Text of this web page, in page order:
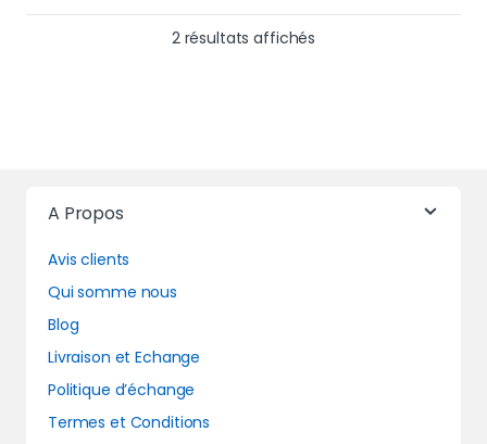
2 résultats affichés
A Propos
Avis clients
Qui somme nous
Blog
Livraison et Echange
Politique d’échange
Termes et Conditions